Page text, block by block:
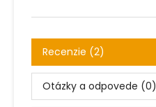
Recenzie (2)
Otázky a odpovede (0)